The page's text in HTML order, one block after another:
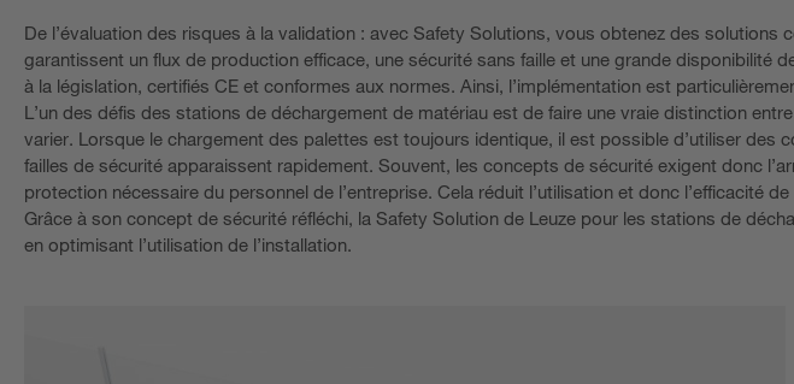
De l’évaluation des risques à la validation : avec Safety Solutions, vous obtenez des
garantissent un flux de production efficace, une sécurité sans faille et une grande
à la législation, certifiés CE et conformes aux normes. Ainsi, l’implémentation est
L’un des défis des stations de déchargement de matériau est de faire une vraie distinction
varier. Lorsque le chargement des palettes est toujours identique, il est possible d’utiliser
failles de sécurité apparaissent rapidement. Souvent, les concepts de sécurité exigent donc
protection nécessaire du personnel de l’entreprise. Cela réduit l’utilisation et donc l’efficacité de
Grâce à son concept de sécurité réfléchi, la Safety Solution de Leuze pour les stations de
en optimisant l’utilisation de l’installation.